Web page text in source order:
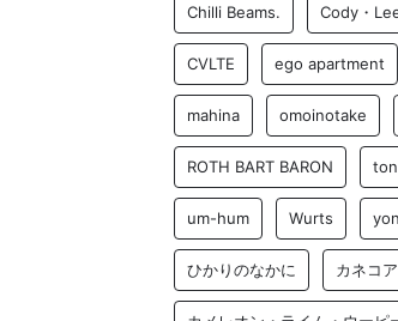
Chilli Beams. Cody・
CVLTE ego apartment
mahina omoinotake
ROTH BART BARON
um-hum Wurts
ひかりのなかに カネコ